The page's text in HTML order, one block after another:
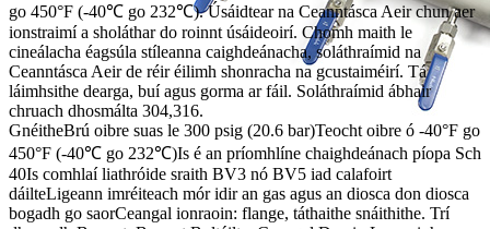
go 450°F (-40℃ go 232℃). Úsáidtear na Ceanntásca Aeir chun aer
ionstraimí a sholáthar do roinnt úsáideoirí. Chomh maith le
cineálacha éagsúla stíleanna caighdeánacha, soláthraímid na
Ceanntásca Aeir de réir éilimh shonracha na gcustaiméirí. Tá
láimhsithe dearga, buí agus gorma ar fáil. Soláthraímid ábhair
chruach dhosmálta 304,316.
GnéitheBrú oibre suas le 300 psig (20.6 bar)Teocht oibre ó -40°F go
450°F (-40℃ go 232℃)Is é an príomhlíne chaighdeánach píopa Sch
40Is comhlaí liathróide sraith BV3 nó BV5 iad calafoirt
dáilteLigeann imréiteach mór idir an gas agus an diosca don diosca
bogadh go saorCeangal ionraoin: flange, táthaithe snáithithe. Trí